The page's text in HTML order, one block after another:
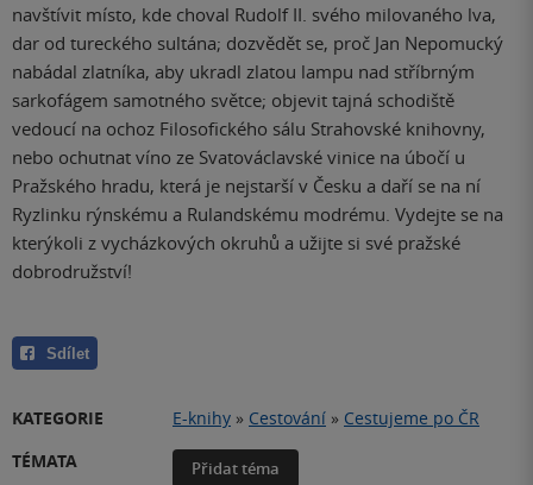
navštívit místo, kde choval Rudolf II. svého milovaného lva,
dar od tureckého sultána; dozvědět se, proč Jan Nepomucký
nabádal zlatníka, aby ukradl zlatou lampu nad stříbrným
sarkofágem samotného světce; objevit tajná schodiště
vedoucí na ochoz Filosoﬁckého sálu Strahovské knihovny,
nebo ochutnat víno ze Svatováclavské vinice na úbočí u
Pražského hradu, která je nejstarší v Česku a daří se na ní
Ryzlinku rýnskému a Rulandskému modrému. Vydejte se na
kterýkoli z vycházkových okruhů a užijte si své pražské
dobrodružství!
Sdílet
KATEGORIE E-knihy » Cestování » Cestujeme po ČR
TÉMATA
Přidat téma